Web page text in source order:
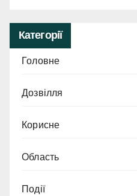
Категорії
Головне
Дозвілля
Корисне
Область
Події